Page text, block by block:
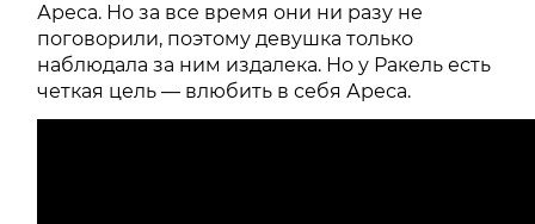
Ареса. Но за все время они ни разу не
поговорили, поэтому девушка только
наблюдала за ним издалека. Но у Ракель есть
четкая цель — влюбить в себя Ареса.